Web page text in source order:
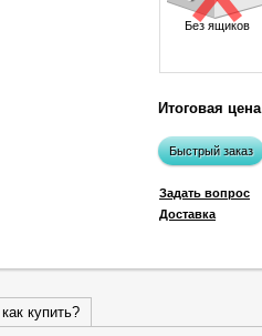
Без ящиков
Итоговая цена
Быстрый заказ
Задать вопрос
Доставка
купить?